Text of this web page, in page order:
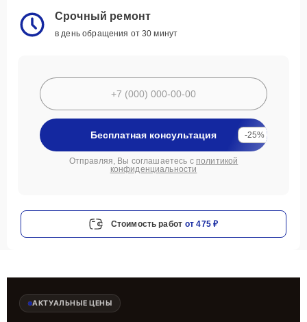
Срочный ремонт
в день обращения от 30 минут
Бесплатная консультация -25%
Отправляя, Вы соглашаетесь с политикой
конфиденциальности
Стоимость работ от 475 ₽
АКТУАЛЬНЫЕ ЦЕНЫ